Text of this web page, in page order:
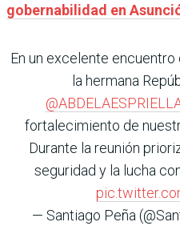
gobernabilidad en
En un excelente
la hermana
fortalecimiento de
Durante la reunión
seguridad y la lucha
— Santiago Peña